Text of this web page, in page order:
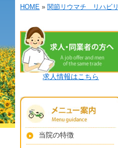
HOME » 関節リウマチ リハビリ
求人情報はこちら
当院の特徴